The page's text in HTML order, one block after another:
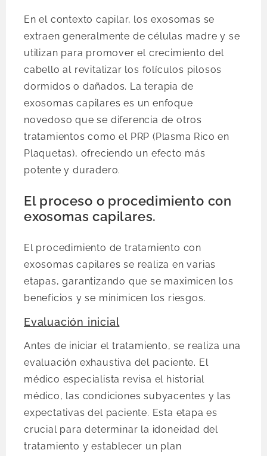
En el contexto capilar, los exosomas se
extraen generalmente de células madre y se
utilizan para promover el crecimiento del
cabello al revitalizar los folículos pilosos
dormidos o dañados. La terapia de
exosomas capilares es un enfoque
novedoso que se diferencia de otros
tratamientos como el PRP (Plasma Rico en
Plaquetas), ofreciendo un efecto más
potente y duradero.
El proceso o procedimiento con
exosomas capilares.
El procedimiento de tratamiento con
exosomas capilares se realiza en varias
etapas, garantizando que se maximicen los
beneficios y se minimicen los riesgos.
Evaluación inicial
Antes de iniciar el tratamiento, se realiza una
evaluación exhaustiva del paciente. El
médico especialista revisa el historial
médico, las condiciones subyacentes y las
expectativas del paciente. Esta etapa es
crucial para determinar la idoneidad del
tratamiento y establecer un plan